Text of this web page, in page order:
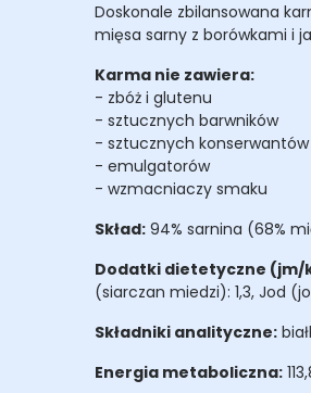
Doskonale zbilansowana
mięsa sarny z borówkami i
Karma nie zawiera:
- zbóż i glutenu
- sztucznych barwników
- sztucznych konserwantów
- emulgatorów
- wzmacniaczy smaku
Skład: 94% sarnina (68%
Dodatki dietetyczne (jm/
(siarczan miedzi): 1,3, Jod
Składniki analityczne:
Energia metaboliczna: